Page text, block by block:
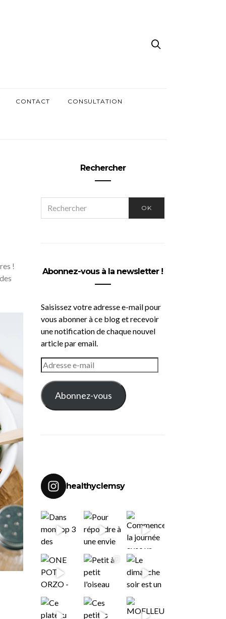
CONTACT CONSULTATION
!
Rechercher
FOR:
OK
Abonnez-vous à la newsletter !
Saisissez votre adresse e-mail pour
vous abonner à ce blog et recevoir
une notification de chaque nouvel
article par email.
ADRESSE
E-
MAIL
Abonnez-vous
healthyclemsy